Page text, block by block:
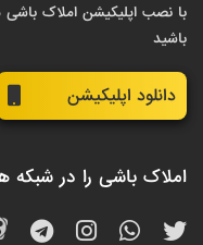
با نصب اپلیکیشن املاک باشی
باشید
دانلود اپلیکیشن
املاک باشی را در شبکه